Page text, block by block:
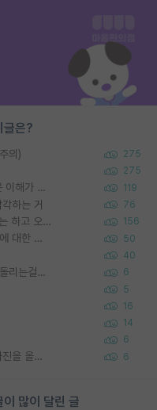
글은?
의) 275
275
대학원생들 교수에게 가스라이팅 당한 것은 이해가 갑니다. 안타깝네요. 119
하는 거 76
석사입학예정생 분들! 제발 어느 정도 각오는 하고 오세요. 156
포스텍 억까에 대해 (동문의 학문적 아웃풋에 대한 반박) 50
40
왜 후배가 못하는걸 교수님은 내 책임으로 돌리는걸까요? 6
5
16
14
6
정보보안 연구하는 입장에선 식별가능한 사진을 올리는건 비추이긴함 6
많이 달린 글